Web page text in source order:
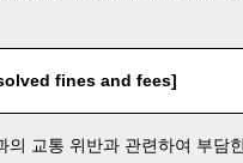
fines and fees]
의 교통 위반과 관련하여 부담